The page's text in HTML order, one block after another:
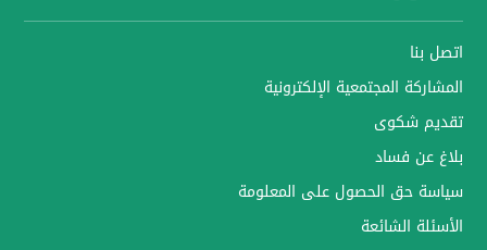
اتصل بنا
المشاركة المجتمعية الإلكترونية
تقديم شكوى
بلاغ عن فساد
سياسة حق الحصول على المعلومة
الأسئلة الشائعة